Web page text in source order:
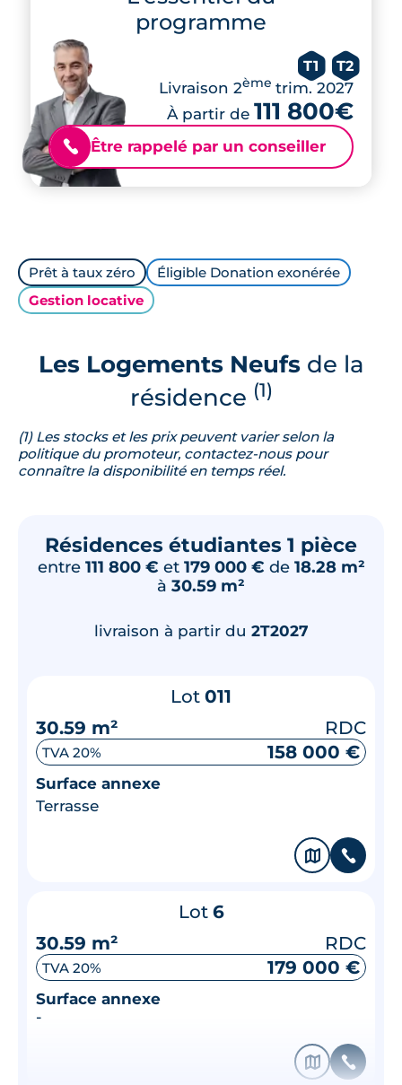
programme
T1 T2
Livraison 2ème trim. 2027
À partir de 111 800€
📞 Être rappelé par un conseiller
Prêt à taux zéro
Éligible Donation exonérée
Gestion locative
Les Logements Neufsde la
résidence (1)
(1) Les stocks et les prix peuvent varier selon la
politique du promoteur, contactez-nous pour
connaître la disponibilité en temps réel.
Résidences étudiantes 1 pièce
entre 111 800 € et 179 000 € de 18.28 m²
à 30.59 m²
livraison à partir du 2T2027
Lot 011
30.59 m²
RDC
TVA 20% 158 000 €
Surface annexe
Terrasse
🗞 📞
Lot 6
30.59 m²
RDC
TVA 20% 179 000 €
Surface annexe
-
🗞 📞